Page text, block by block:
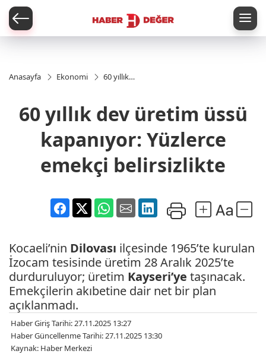
Anasayfa Ekonomi
60 yıllık
kapanıyor:
Yüzlerce
belirsizlikte
60 yıllık dev üretim üssü
kapanıyor: Yüzlerce
emekçi belirsizlikte
Kocaeli’nin Dilovası ilçesinde 1965’te kurulan
İzocam tesisinde üretim 28 Aralık 2025’te
durduruluyor; üretim Kayseri’ye taşınacak.
Emekçilerin akıbetine dair net bir plan
açıklanmadı.
Haber Giriş Tarihi: 27.11.2025 13:27
Haber Güncellenme Tarihi: 27.11.2025 13:30
Kaynak: Haber Merkezi